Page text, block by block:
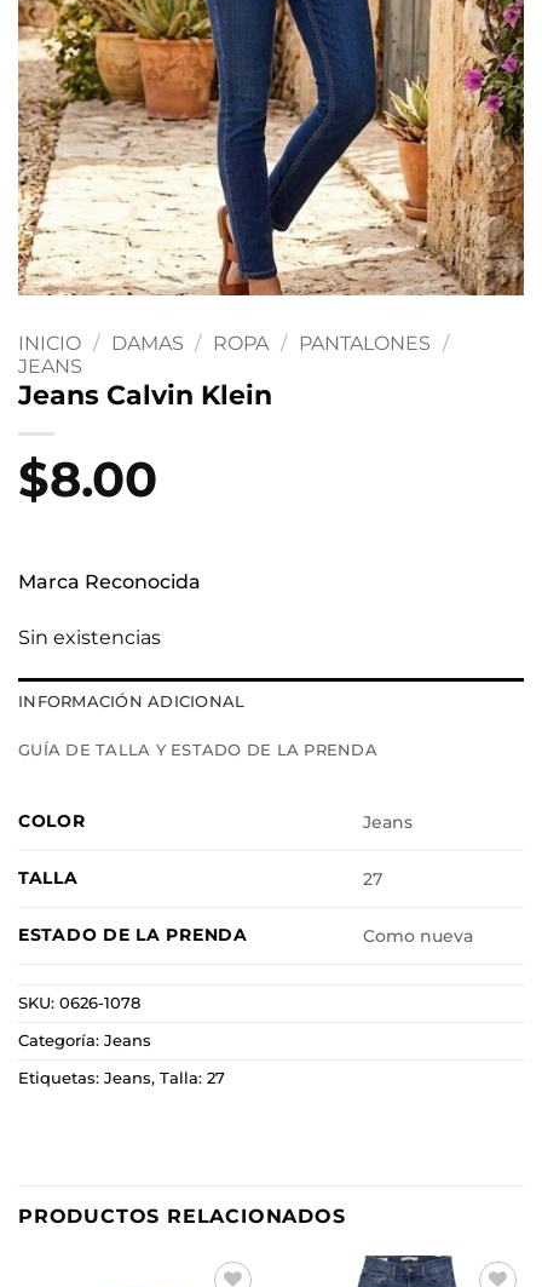
INICIO / DAMAS / ROPA / PANTALONES /
JEANS
Jeans Calvin Klein
$8.00
Marca Reconocida
Sin existencias
INFORMACIÓN ADICIONAL
GUÍA DE TALLA Y ESTADO DE LA PRENDA
COLOR Jeans
TALLA 27
ESTADO DE LA PRENDA Como nueva
SKU: 0626-1078
Categoría: Jeans
Etiquetas: Jeans, Talla: 27
PRODUCTOS RELACIONADOS